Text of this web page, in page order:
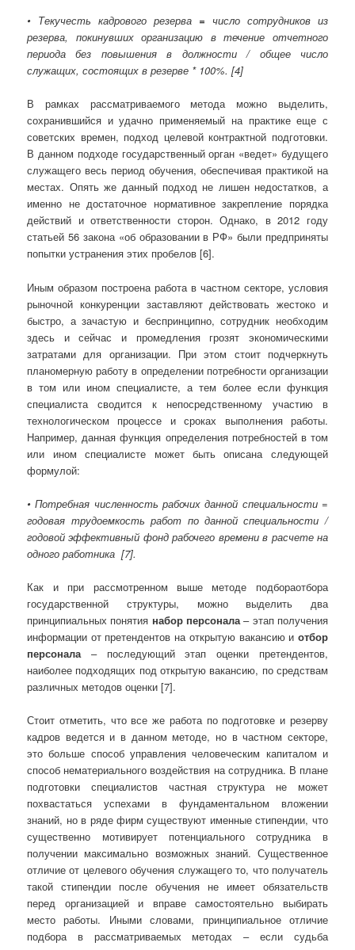
• Текучесть кадрового резерва = число сотрудников из
резерва, покинувших организацию в течение отчетного
периода без повышения в должности / общее число
служащих, состоящих в резерве * 100%. [4]
В рамках рассматриваемого метода можно выделить,
сохранившийся и удачно применяемый на практике еще с
советских времен, подход целевой контрактной подготовки.
В данном подходе государственный орган «ведет» будущего
служащего весь период обучения, обеспечивая практикой на
местах. Опять же данный подход не лишен недостатков, а
именно не достаточное нормативное закрепление порядка
действий и ответственности сторон. Однако, в 2012 году
статьей 56 закона «об образовании в РФ» были предприняты
попытки устранения этих пробелов [6].
Иным образом построена работа в частном секторе, условия
рыночной конкуренции заставляют действовать жестоко и
быстро, а зачастую и беспринципно, сотрудник необходим
здесь и сейчас и промедления грозят экономическими
затратами для организации. При этом стоит подчеркнуть
планомерную работу в определении потребности организации
в том или ином специалисте, а тем более если функция
специалиста сводится к непосредственному участию в
технологическом процессе и сроках выполнения работы.
Например, данная функция определения потребностей в том
или ином специалисте может быть описана следующей
формулой:
• Потребная численность рабочих данной специальности =
годовая трудоемкость работ по данной специальности /
годовой эффективный фонд рабочего времени в расчете на
одного работника [7].
Как и при рассмотренном выше методе подбораотбора
государственной структуры, можно выделить два
принципиальных понятия набор персонала– этап получения
информации от претендентов на открытую вакансию и отбор
персонала– последующий этап оценки претендентов,
наиболее подходящих под открытую вакансию, по средствам
различных методов оценки [7].
Стоит отметить, что все же работа по подготовке и резерву
кадров ведется и в данном методе, но в частном секторе,
это больше способ управления человеческим капиталом и
способ нематериального воздействия на сотрудника. В плане
подготовки специалистов частная структура не может
похвастаться успехами в фундаментальном вложении
знаний, но в ряде фирм существуют именные стипендии, что
существенно мотивирует потенциального сотрудника в
получении максимально возможных знаний. Существенное
отличие от целевого обучения служащего то, что получатель
такой стипендии после обучения не имеет обязательств
перед организацией и вправе самостоятельно выбирать
место работы. Иными словами, принципиальное отличие
подбора в рассматриваемых методах – если судьба